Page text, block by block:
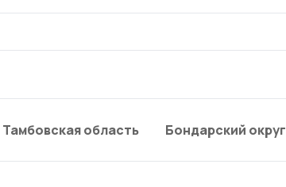
Тамбовская область Бондарский округ